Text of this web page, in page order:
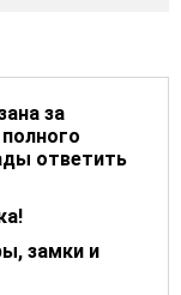
за
ответить
замки и